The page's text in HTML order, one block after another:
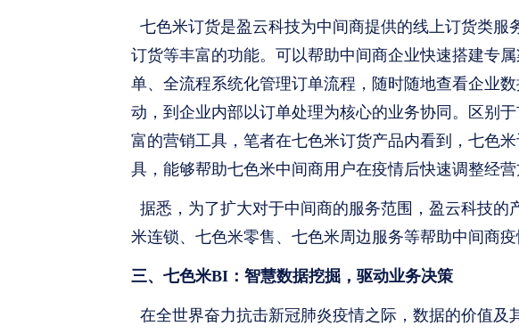
七色米订货是盈云科技为中间商提供的线上订货类
订货等丰富的功能。可以帮助中间商企业快速搭建专
单、全流程系统化管理订单流程，随时随地查看企业
动，到企业内部以订单处理为核心的业务协同。区别
富的营销工具，笔者在七色米订货产品内看到，七色
具，能够帮助七色米中间商用户在疫情后快速调整经
据悉，为了扩大对于中间商的服务范围，盈云科技
米连锁、七色米零售、七色米周边服务等帮助中间商疫
三、七色米BI：智慧数据挖掘，驱动业务决策
在全世界奋力抗击新冠肺炎疫情之际，数据的价值